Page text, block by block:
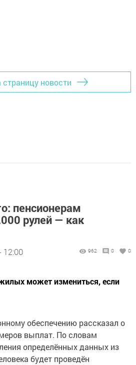
страницу новости
пенсионерам
рулей — как
12:00 962 0 0
может измениться, если
обеспечению рассказал о
выплат. По словам
определённых данных из
будет проведён